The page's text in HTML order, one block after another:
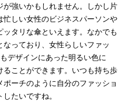
強いかもしれません。しかし片
しい女性のビジネスパーソンや
タリな傘といえます。なかでも
なっており、女性らしいファッ
デザインにあった明るい色に
ことができます。いつも持ち歩
ーチのように自分のファッショ
たいですね。